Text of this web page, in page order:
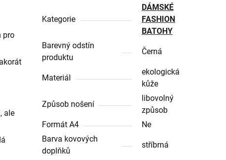
pro
ale
Kategorie
DÁMSKÉ
FASHION
BATOHY
Barevný odstín
produktu
Černá
Materiál
ekologická
kůže
Způsob nošení
libovolný
způsob
Formát A4
Ne
Barva kovových
doplňků
stříbrná